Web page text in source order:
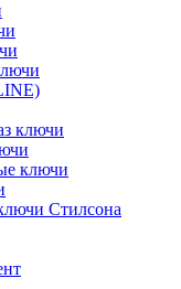
ключи
ключи
Стилсона